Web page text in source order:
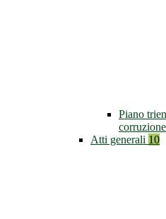
Piano
Atti generali 10